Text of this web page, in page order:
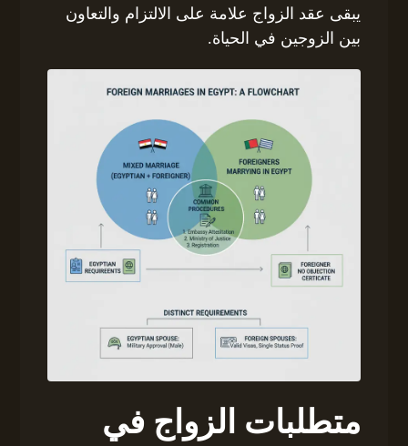
يبقى عقد الزواج علامة على الالتزام والتعاون
بين الزوجين في الحياة.
متطلبات الزواج في